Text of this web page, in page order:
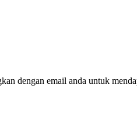
dengan email anda untuk